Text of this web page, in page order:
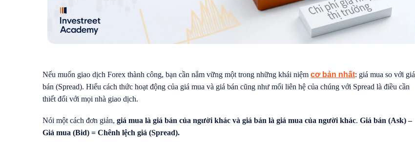
Nếu muốn giao dịch Forex thành công, bạn cần nắm vững một trong những khái niệm cơ bản nhất: giá mua so với giá
bán (Spread). Hiểu cách thức hoạt động của giá mua và giá bán cũng như mối liên hệ của chúng với Spread là điều cần
thiết đối với mọi nhà giao dịch.
Nói một cách đơn giản, giá mua là giá bán của người khác và giá bán là giá mua của người khác. Giá bán (Ask) –
Giá mua (Bid) = Chênh lệch giá (Spread).